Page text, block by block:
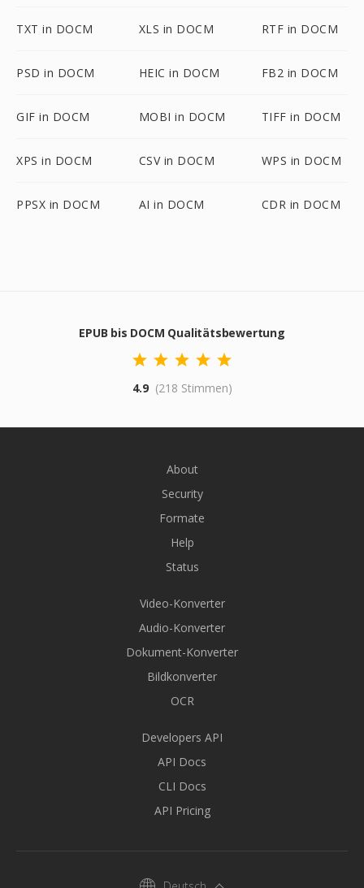
TXT in DOCM XLS in DOCM RTF in DOCM
PSD in DOCM HEIC in DOCM FB2 in DOCM
GIF in DOCM MOBI in DOCM TIFF in DOCM
XPS in DOCM CSV in DOCM WPS in DOCM
PPSX in DOCM AI in DOCM CDR in DOCM
EPUB bis DOCM Qualitätsbewertung
4.9 (218 Stimmen)
About
Security
Formate
Help
Status
Video-Konverter
Audio-Konverter
Dokument-Konverter
Bildkonverter
OCR
Developers API
API Docs
CLI Docs
API Pricing